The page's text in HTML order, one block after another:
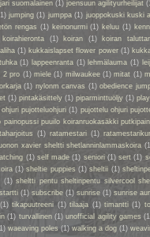
jari suomalainen (1) joensuun agilityurheilijat
jumping (1) jumppa (1) juoppokuski kuski
rengas (1) keinonurmi (1) keluu (1)
koirahieronta (1) koiran (1) koiran
(1) kukkaislapset flower power (1)
(1) lappeenranta (1) lehmälauma (1)
2 pro (1) miele (1) milwaukee (1) mitat (1)
(1) nylonm canvas (1) obedience
(1) pintakäsittely (1) piparminttuöljy (1) play
pujotteluohjuri (1) pujottelu ohjuri
painopussi puuilo koiranruokasäkki
(1) ratamestari (1)
xavier sheltti shetlanninlammaskoira
(1) self made (1) seniori (1) sert (1)
(1) sheltie puppies (1) sheltii (1)
(1) sheltti pentu sheltinpentu silvercool
startti (1) subscribe (1) sunrise (1) sunrise
(1) tikapuutreeni (1) tilaaja (1) timantti (1)
(1) turvallinen (1) unofficial agility games
waeaving poles (1) walking a dog (1)